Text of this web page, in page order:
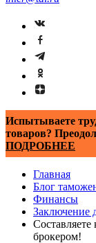
Испытываете
товаров?
ПОДРОБНЕЕ
Главная
Блог
Финансы
Заключение
Составляете
брокером!